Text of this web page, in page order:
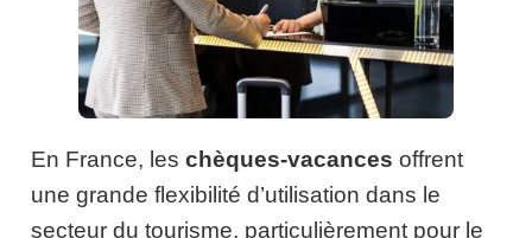
En France, les chèques-vacances offrent
une grande flexibilité d’utilisation dans le
secteur du tourisme, particulièrement pour le